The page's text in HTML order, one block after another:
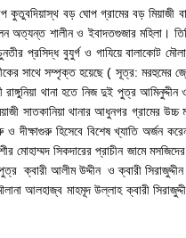
কুতুবদিয়াস্থ বড় ঘোপ গ্রামের বড় মিয়াজী
শালীন ও ইবাদতগুজার মহিলা।
প্রসিদ্ধ বুযুর্গ ও গাযিয়ে বালাকোট
সাথে সম্পৃক্ত হয়েছে ( সূত্র:
থানা হতে নিজ দুই পুত্র
থানার আধুনগর গ্রামের উচ্চ
হিসেবে বিশেষ খ্যাতি অর্জন
সিকদারের প্রাচীন জামে
আলীম উদ্দীন ও ক্বারী সিরাজুদ্দীন
আলহাজ্ব মাহমূদ উল্লাহ ক্বারী